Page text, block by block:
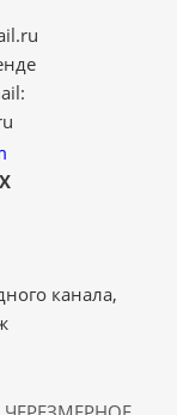
канала,